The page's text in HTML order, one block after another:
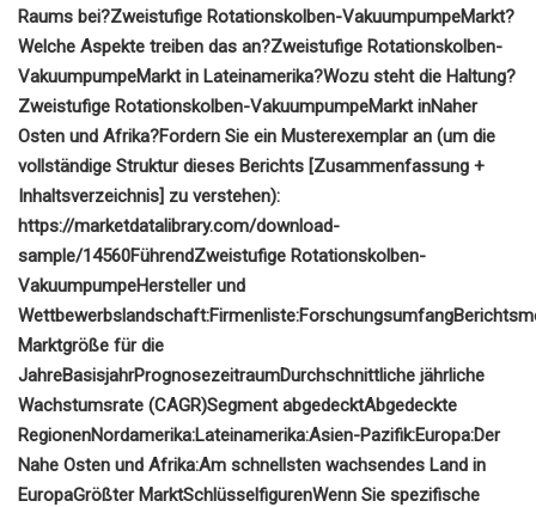
Raums bei?Zweistufige Rotationskolben-VakuumpumpeMarkt?
Welche Aspekte treiben das an?Zweistufige Rotationskolben-
VakuumpumpeMarkt in Lateinamerika?Wozu steht die Haltung?
Zweistufige Rotationskolben-VakuumpumpeMarkt inNaher
Osten und Afrika?Fordern Sie ein Musterexemplar an (um die
vollständige Struktur dieses Berichts [Zusammenfassung +
Inhaltsverzeichnis] ​​zu verstehen):
https://marketdatalibrary.com/download-
sample/14560FührendZweistufige Rotationskolben-
VakuumpumpeHersteller und
Wettbewerbslandschaft:Firmenliste:Forschungsumfang
Marktgröße für die
JahreBasisjahrPrognosezeitraumDurchschnittliche jährliche
Wachstumsrate (CAGR)Segment abgedecktAbgedeckte
RegionenNordamerika:Lateinamerika:Asien-Pazifik:Europa:Der
Nahe Osten und Afrika:Am schnellsten wachsendes Land in
EuropaGrößter MarktSchlüsselfigurenWenn Sie spezifische